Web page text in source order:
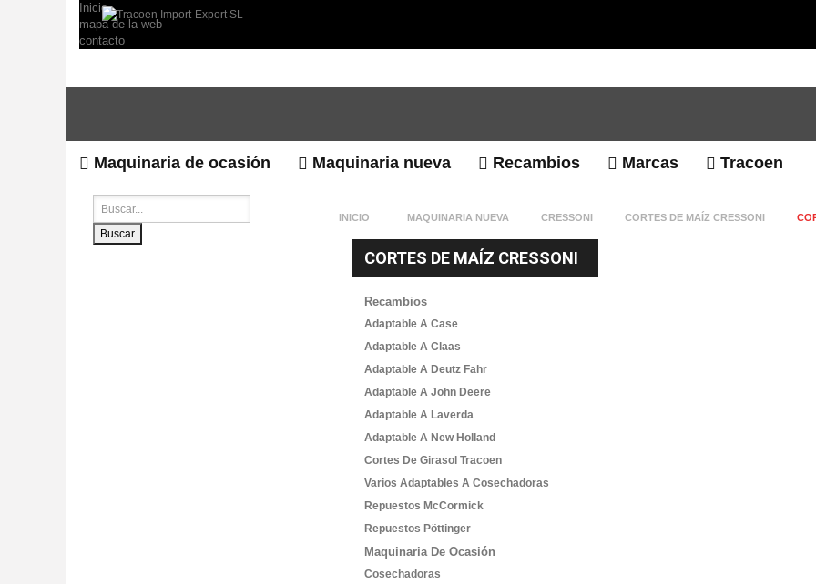
Inicio
mapa de la web
contacto
Maquinaria de ocasión Maquinaria nueva Recambios Marcas Tracoen
Buscar
INICIO MAQUINARIA NUEVA CRESSONI CORTES DE MAÍZ CRESSONI
CORTES DE MAÍZ CRESSONI
Recambios
Adaptable A Case
Adaptable A Claas
Adaptable A Deutz Fahr
Adaptable A John Deere
Adaptable A Laverda
Adaptable A New Holland
Cortes De Girasol Tracoen
Varios Adaptables A Cosechadoras
Repuestos McCormick
Repuestos Pöttinger
Maquinaria De Ocasión
Cosechadoras